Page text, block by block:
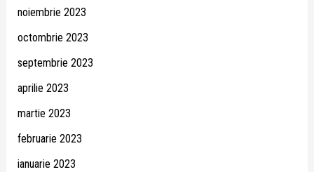
noiembrie 2023
octombrie 2023
septembrie 2023
aprilie 2023
martie 2023
februarie 2023
ianuarie 2023